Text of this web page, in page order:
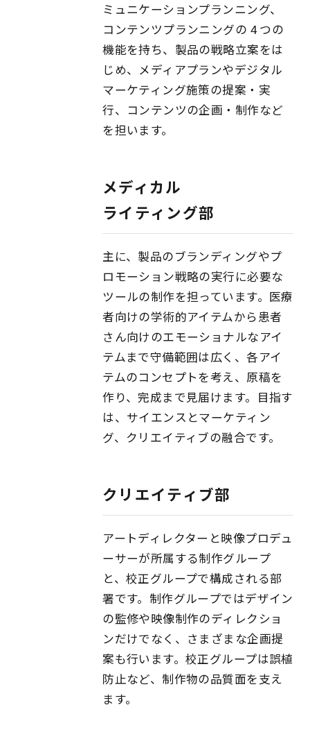
ミュニケーションプランニング、
コンテンツプランニングの 4 つの
機能を持ち、製品の戦略立案をは
じめ、メディアプランやデジタル
マーケティング施策の提案・実
行、コンテンツの企画・制作など
を担います。
メディカル
ライティング部
主に、製品のブランディングやプ
ロモーション戦略の実行に必要な
ツールの制作を担っています。医療
者向けの学術的アイテムから患者
さん向けのエモーショナルなアイ
テムまで守備範囲は広く、各アイ
テムのコンセプトを考え、原稿を
作り、完成まで見届けます。目指す
は、サイエンスとマーケティン
グ、クリエイティブの融合です。
クリエイティブ部
アートディレクターと映像プロデュ
ーサーが所属する制作グループ
と、校正グループで構成される部
署です。制作グループではデザイン
の監修や映像制作のディレクショ
ンだけでなく、さまざまな企画提
案も行います。校正グループは誤植
防止など、制作物の品質面を支え
ます。